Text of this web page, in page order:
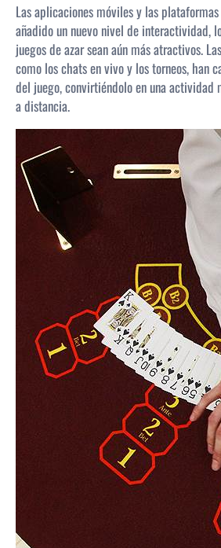
Las aplicaciones móviles y las
añadido un nuevo nivel de interactividad,
juegos de azar sean aún más atractivos.
como los chats en vivo y los torneos, han
del juego, convirtiéndolo en una actividad
a distancia.